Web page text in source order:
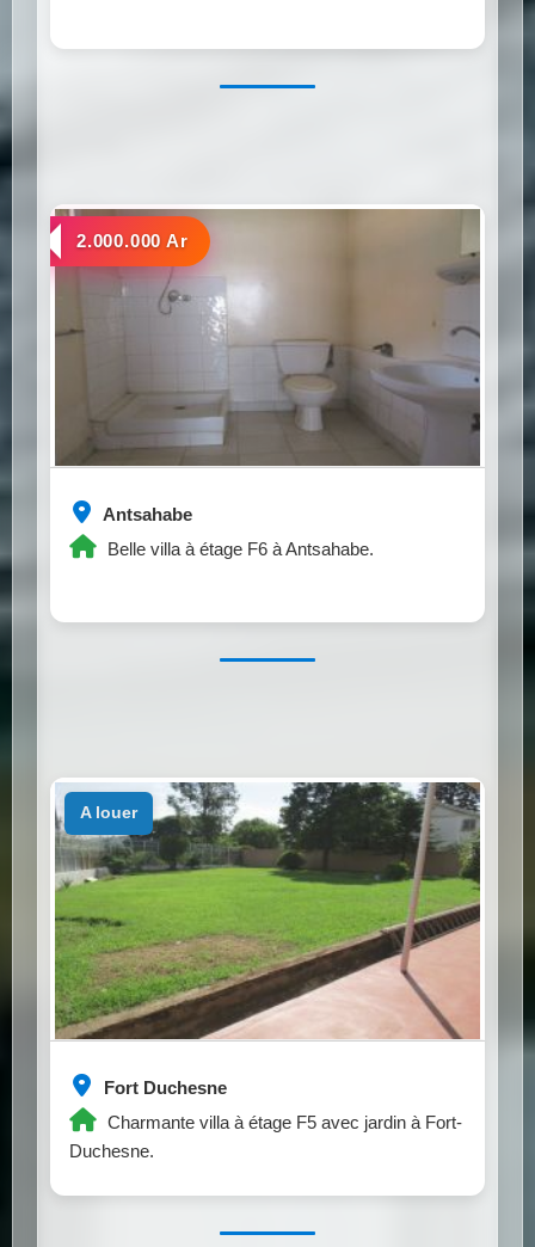
Antsahabe
Belle villa à étage F6 à Antsahabe.
a louer
2.000.000 Ar
Fort Duchesne
Charmante villa à étage F5 avec jardin à Fort-
Duchesne.
a louer